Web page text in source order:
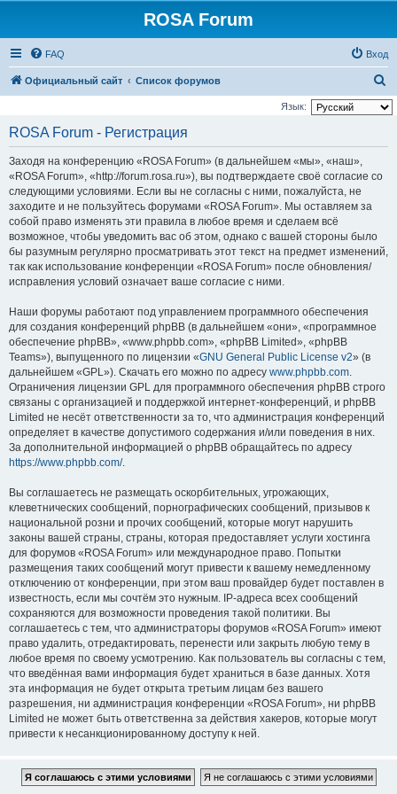
ROSA Forum
FAQ Вход
Официальный сайт Список форумов
о
Язык:
ROSA Forum - Регистрация
Заходя на конференцию «ROSA Forum» (в дальнейшем «мы», «наш»,
«ROSA Forum», «http://forum.rosa.ru»), вы подтверждаете своё согласие со
следующими условиями. Если вы не согласны с ними, пожалуйста, не
заходите и не пользуйтесь форумами «ROSA Forum». Мы оставляем за
собой право изменять эти правила в любое время и сделаем всё
возможное, чтобы уведомить вас об этом, однако с вашей стороны было
бы разумным регулярно просматривать этот текст на предмет изменений,
так как использование конференции «ROSA Forum» после обновления/
исправления условий означает ваше согласие с ними.
Наши форумы работают под управлением программного обеспечения
для создания конференций phpBB (в дальнейшем «они», «программное
обеспечение phpBB», «www.phpbb.com», «phpBB Limited», «phpBB
Teams»), выпущенного по лицензии «GNU General Public License v2» (в
дальнейшем «GPL»). Скачать его можно по адресу www.phpbb.com.
Ограничения лицензии GPL для программного обеспечения phpBB строго
связаны с организацией и поддержкой интернет-конференций, и phpBB
Limited не несёт ответственности за то, что администрация конференций
определяет в качестве допустимого содержания и/или поведения в них.
За дополнительной информацией о phpBB обращайтесь по адресу
https://www.phpbb.com/.
Вы соглашаетесь не размещать оскорбительных, угрожающих,
клеветнических сообщений, порнографических сообщений, призывов к
национальной розни и прочих сообщений, которые могут нарушить
законы вашей страны, страны, которая предоставляет услуги хостинга
для форумов «ROSA Forum» или международное право. Попытки
размещения таких сообщений могут привести к вашему немедленному
отключению от конференции, при этом ваш провайдер будет поставлен в
известность, если мы сочтём это нужным. IP-адреса всех сообщений
сохраняются для возможности проведения такой политики. Вы
соглашаетесь с тем, что администраторы форумов «ROSA Forum» имеют
право удалить, отредактировать, перенести или закрыть любую тему в
любое время по своему усмотрению. Как пользователь вы согласны с тем,
что введённая вами информация будет храниться в базе данных. Хотя
эта информация не будет открыта третьим лицам без вашего
разрешения, ни администрация конференции «ROSA Forum», ни phpBB
Limited не может быть ответственна за действия хакеров, которые могут
привести к несанкционированному доступу к ней.